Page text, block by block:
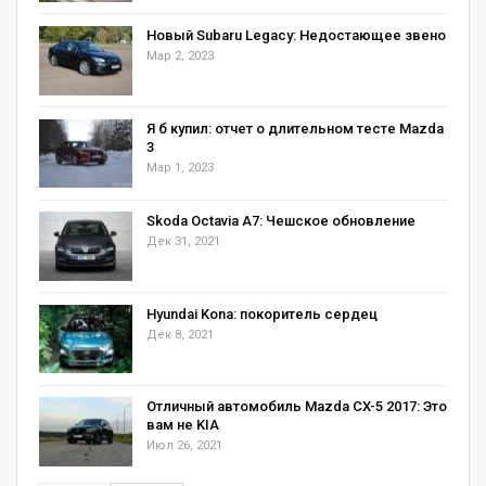
RELATED POSTS
Alpina возьмется за BMW X7
Окт 30, 2020
Ford Focus RS Кена Блока продали за ₽15,5
Особая фишка и титулованная гордость
Новый Subaru Legacy: Недостающее звено
Мар 2, 2023
Я б купил: отчет о длительном тесте Mazda
3
Мар 1, 2023
Skoda Octavia А7: Чешское обновление
Дек 31, 2021
Hyundai Kona: покоритель сердец
Дек 8, 2021
Отличный автомобиль Mazda CX-5 2017: Это
вам не KIA
Июл 26, 2021